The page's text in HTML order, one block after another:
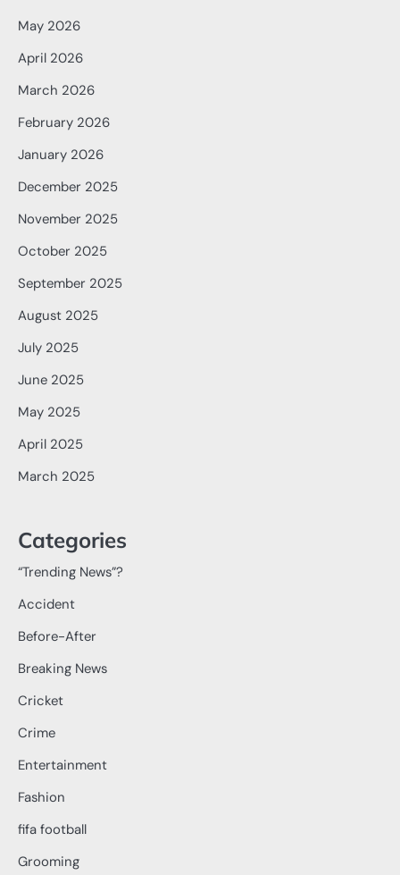
May 2026
April 2026
March 2026
February 2026
January 2026
December 2025
November 2025
October 2025
September 2025
August 2025
July 2025
June 2025
May 2025
April 2025
March 2025
Categories
“Trending News”?
Accident
Before-After
Breaking News
Cricket
Crime
Entertainment
Fashion
fifa football
Grooming